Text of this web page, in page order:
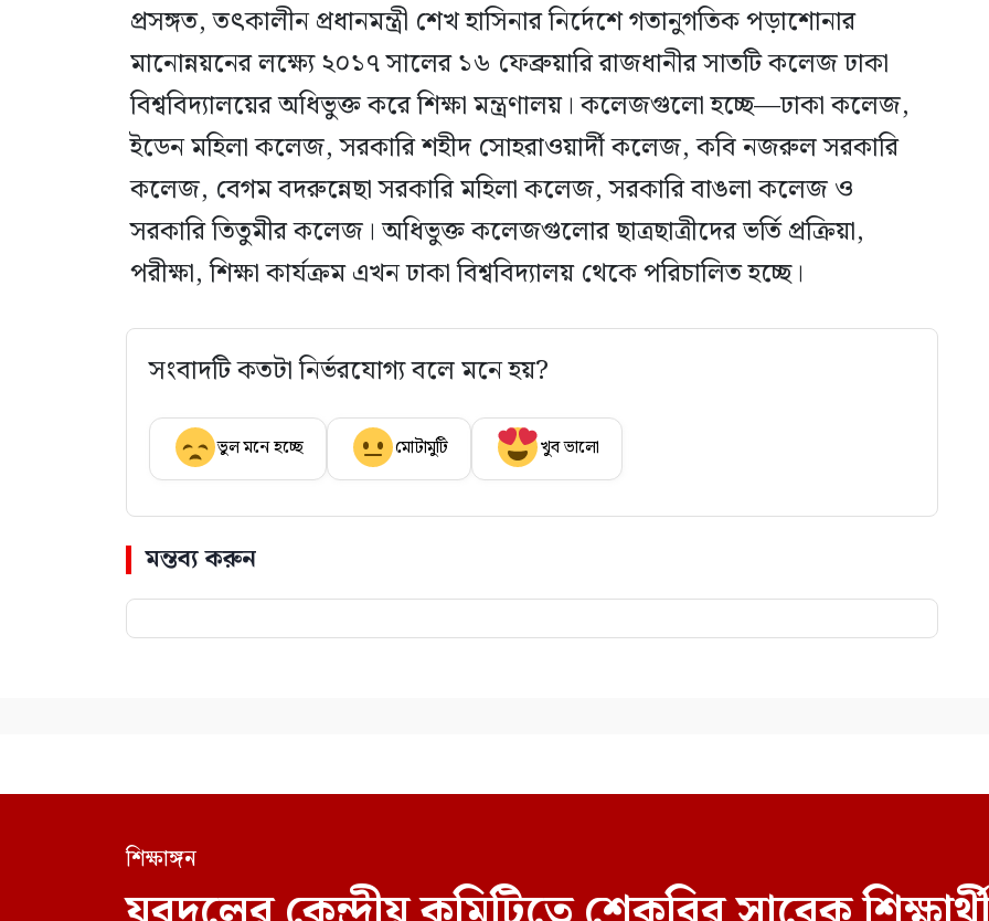
প্রসঙ্গত, তৎকালীন প্রধানমন্ত্রী শেখ হাসিনার নির্দেশে গতানুগতিক পড়াশোনার
মানোন্নয়নের লক্ষ্যে ২০১৭ সালের ১৬ ফেব্রুয়ারি রাজধানীর সাতটি কলেজ ঢাকা
বিশ্ববিদ্যালয়ের অধিভুক্ত করে শিক্ষা মন্ত্রণালয়। কলেজগুলো হচ্ছে—ঢাকা কলেজ,
ইডেন মহিলা কলেজ, সরকারি শহীদ সোহরাওয়ার্দী কলেজ, কবি নজরুল সরকারি
কলেজ, বেগম বদরুন্নেছা সরকারি মহিলা কলেজ, সরকারি বাঙলা কলেজ ও
সরকারি তিতুমীর কলেজ। অধিভুক্ত কলেজগুলোর ছাত্রছাত্রীদের ভর্তি প্রক্রিয়া,
পরীক্ষা, শিক্ষা কার্যক্রম এখন ঢাকা বিশ্ববিদ্যালয় থেকে পরিচালিত হচ্ছে।
সংবাদটি কতটা নির্ভরযোগ্য বলে মনে হয়?
ভুল মনে হচ্ছে মোটামুটি খুব ভালো
মন্তব্য করুন
শিক্ষাঙ্গন